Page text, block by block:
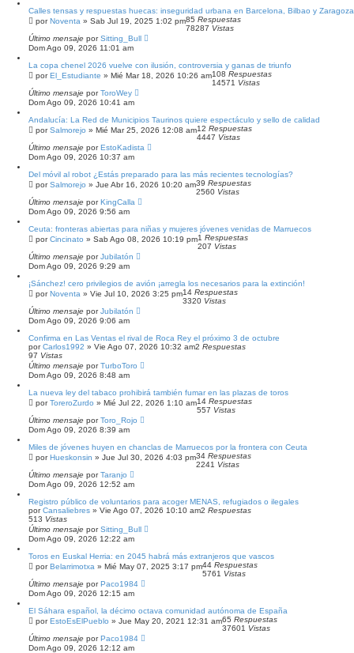
V
A
Z
A
A
Calles tensas y respuestas huecas: inseguridad urbana en Barcelona, Bilbao y Zaragoza
porNoventa » Sab Jul 19, 2025 1:02 pm85 Respuestas
78287 Vistas
Último mensaje porSitting_Bull
Dom Ago 09, 2026 11:01 am
La copa chenel 2026 vuelve con ilusión, controversia y ganas de triunfo
porEl_Estudiante » Mié Mar 18, 2026 10:26 am108 Respuestas
14571 Vistas
Último mensaje porToroWey
Dom Ago 09, 2026 10:41 am
Andalucía: La Red de Municipios Taurinos quiere espectáculo y sello de calidad
porSalmorejo » Mié Mar 25, 2026 12:08 am12 Respuestas
4447 Vistas
Último mensaje porEstoKadista
Dom Ago 09, 2026 10:37 am
Del móvil al robot ¿Estás preparado para las más recientes tecnologías?
porSalmorejo » Jue Abr 16, 2026 10:20 am39 Respuestas
2560 Vistas
Último mensaje porKingCalla
Dom Ago 09, 2026 9:56 am
Ceuta: fronteras abiertas para niñas y mujeres jóvenes venidas de Marruecos
porCincinato » Sab Ago 08, 2026 10:19 pm1 Respuestas
207 Vistas
Último mensaje porJubilatón
Dom Ago 09, 2026 9:29 am
¡Sánchez! cero privilegios de avión ¡arregla los necesarios para la extinción!
porNoventa » Vie Jul 10, 2026 3:25 pm14 Respuestas
3320 Vistas
Último mensaje porJubilatón
Dom Ago 09, 2026 9:06 am
Confirma en Las Ventas el rival de Roca Rey el próximo 3 de octubre
porCarlos1992 » Vie Ago 07, 2026 10:32 am2 Respuestas
97 Vistas
Último mensaje porTurboToro
Dom Ago 09, 2026 8:48 am
La nueva ley del tabaco prohibirá también fumar en las plazas de toros
porToreroZurdo » Mié Jul 22, 2026 1:10 am14 Respuestas
557 Vistas
Último mensaje porToro_Rojo
Dom Ago 09, 2026 8:39 am
Miles de jóvenes huyen en chanclas de Marruecos por la frontera con Ceuta
porHueskonsin » Jue Jul 30, 2026 4:03 pm34 Respuestas
2241 Vistas
Último mensaje porTaranjo
Dom Ago 09, 2026 12:52 am
Registro público de voluntarios para acoger MENAS, refugiados o ilegales
porCansaliebres » Vie Ago 07, 2026 10:10 am2 Respuestas
513 Vistas
Último mensaje porSitting_Bull
Dom Ago 09, 2026 12:22 am
Toros en Euskal Herria: en 2045 habrá más extranjeros que vascos
porBelarrimotxa » Mié May 07, 2025 3:17 pm44 Respuestas
5761 Vistas
Último mensaje porPaco1984
Dom Ago 09, 2026 12:15 am
El Sáhara español, la décimo octava comunidad autónoma de España
porEstoEsElPueblo » Jue May 20, 2021 12:31 am65 Respuestas
37601 Vistas
Último mensaje porPaco1984
Dom Ago 09, 2026 12:12 am